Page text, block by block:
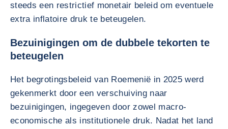
steeds een restrictief monetair beleid om eventuele
extra inflatoire druk te beteugelen.
Bezuinigingen om de dubbele tekorten te
beteugelen
Het begrotingsbeleid van Roemenië in 2025 werd
gekenmerkt door een verschuiving naar
bezuinigingen, ingegeven door zowel macro-
economische als institutionele druk. Nadat het land